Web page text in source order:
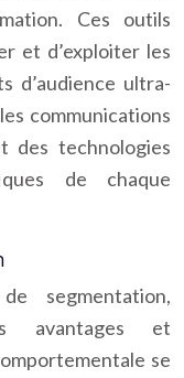
Ces outils
et d’exploiter les
d’audience ultra-
communications
des technologies
de chaque
segmentation,
avantages et
se